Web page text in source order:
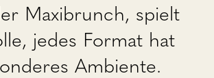
Maxibrunch, spielt
jedes Format hat
Ambiente.